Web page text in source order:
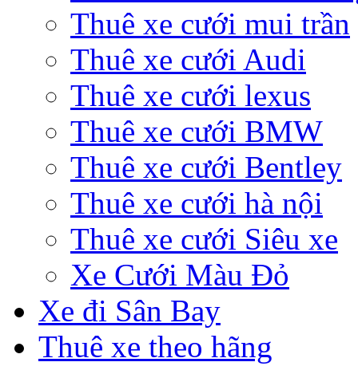
Thuê xe cưới mui trần
Thuê xe cưới Audi
Thuê xe cưới lexus
Thuê xe cưới BMW
Thuê xe cưới Bentley
Thuê xe cưới hà nội
Thuê xe cưới Siêu xe
Xe Cưới Màu Đỏ
Xe đi Sân Bay
Thuê xe theo hãng